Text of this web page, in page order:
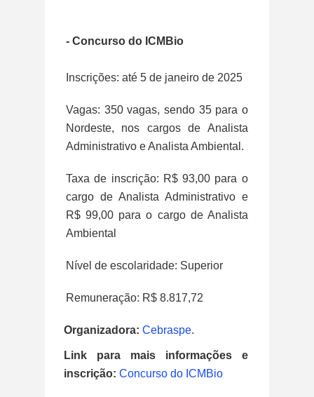
- Concurso do ICMBio
Inscrições: até 5 de janeiro de 2025
Vagas: 350 vagas, sendo 35 para o
Nordeste, nos cargos de Analista
Administrativo e Analista Ambiental.
Taxa de inscrição: R$ 93,00 para o
cargo de Analista Administrativo e
R$ 99,00 para o cargo de Analista
Ambiental
Nível de escolaridade: Superior
Remuneração: R$ 8.817,72
Organizadora: Cebraspe.
Link para mais informações e
inscrição: Concurso do ICMBio